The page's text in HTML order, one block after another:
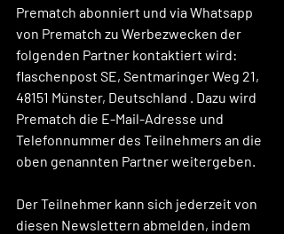
Prematch abonniert und via Whatsapp
von Prematch zu Werbezwecken der
folgenden Partner kontaktiert wird:
flaschenpost SE, Sentmaringer Weg 21,
48151 Münster, Deutschland . Dazu wird
Prematch die E-Mail-Adresse und
Telefonnummer des Teilnehmers an die
oben genannten Partner weitergeben.
Der Teilnehmer kann sich jederzeit von
diesen Newslettern abmelden, indem